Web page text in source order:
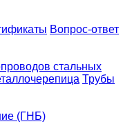
Вопрос-ответ
стальных
Трубы
(ГНБ)